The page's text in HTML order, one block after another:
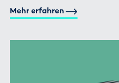
Mehr erfahren